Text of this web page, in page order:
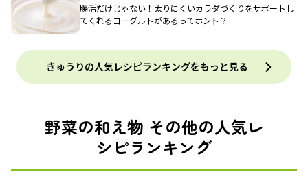
腸活だけじゃない！太りにくいカラダづくりをサポートし
てくれるヨーグルトがあるってホント？
きゅうりの人気レシピランキングをもっと見る
野菜の和え物 その他の人気レ
シピランキング